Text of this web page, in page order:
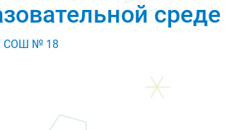
среде
СОШ № 18